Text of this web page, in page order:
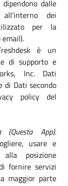
dalle
dei
per la
è un
di supporto e
Inc. Dati
di Dati secondo
policy del
(Questa App).
usare e
posizione
fornire servizi
maggior parte